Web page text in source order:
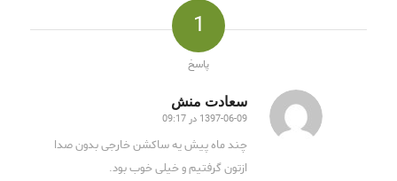
1
پاسخ
سعادت منش
گفته:
1397-06-09 در 09:17
چند ماه پیش یه ساکشن خارجی بدون صدا
ازتون گرفتیم و خیلی خوب بود.